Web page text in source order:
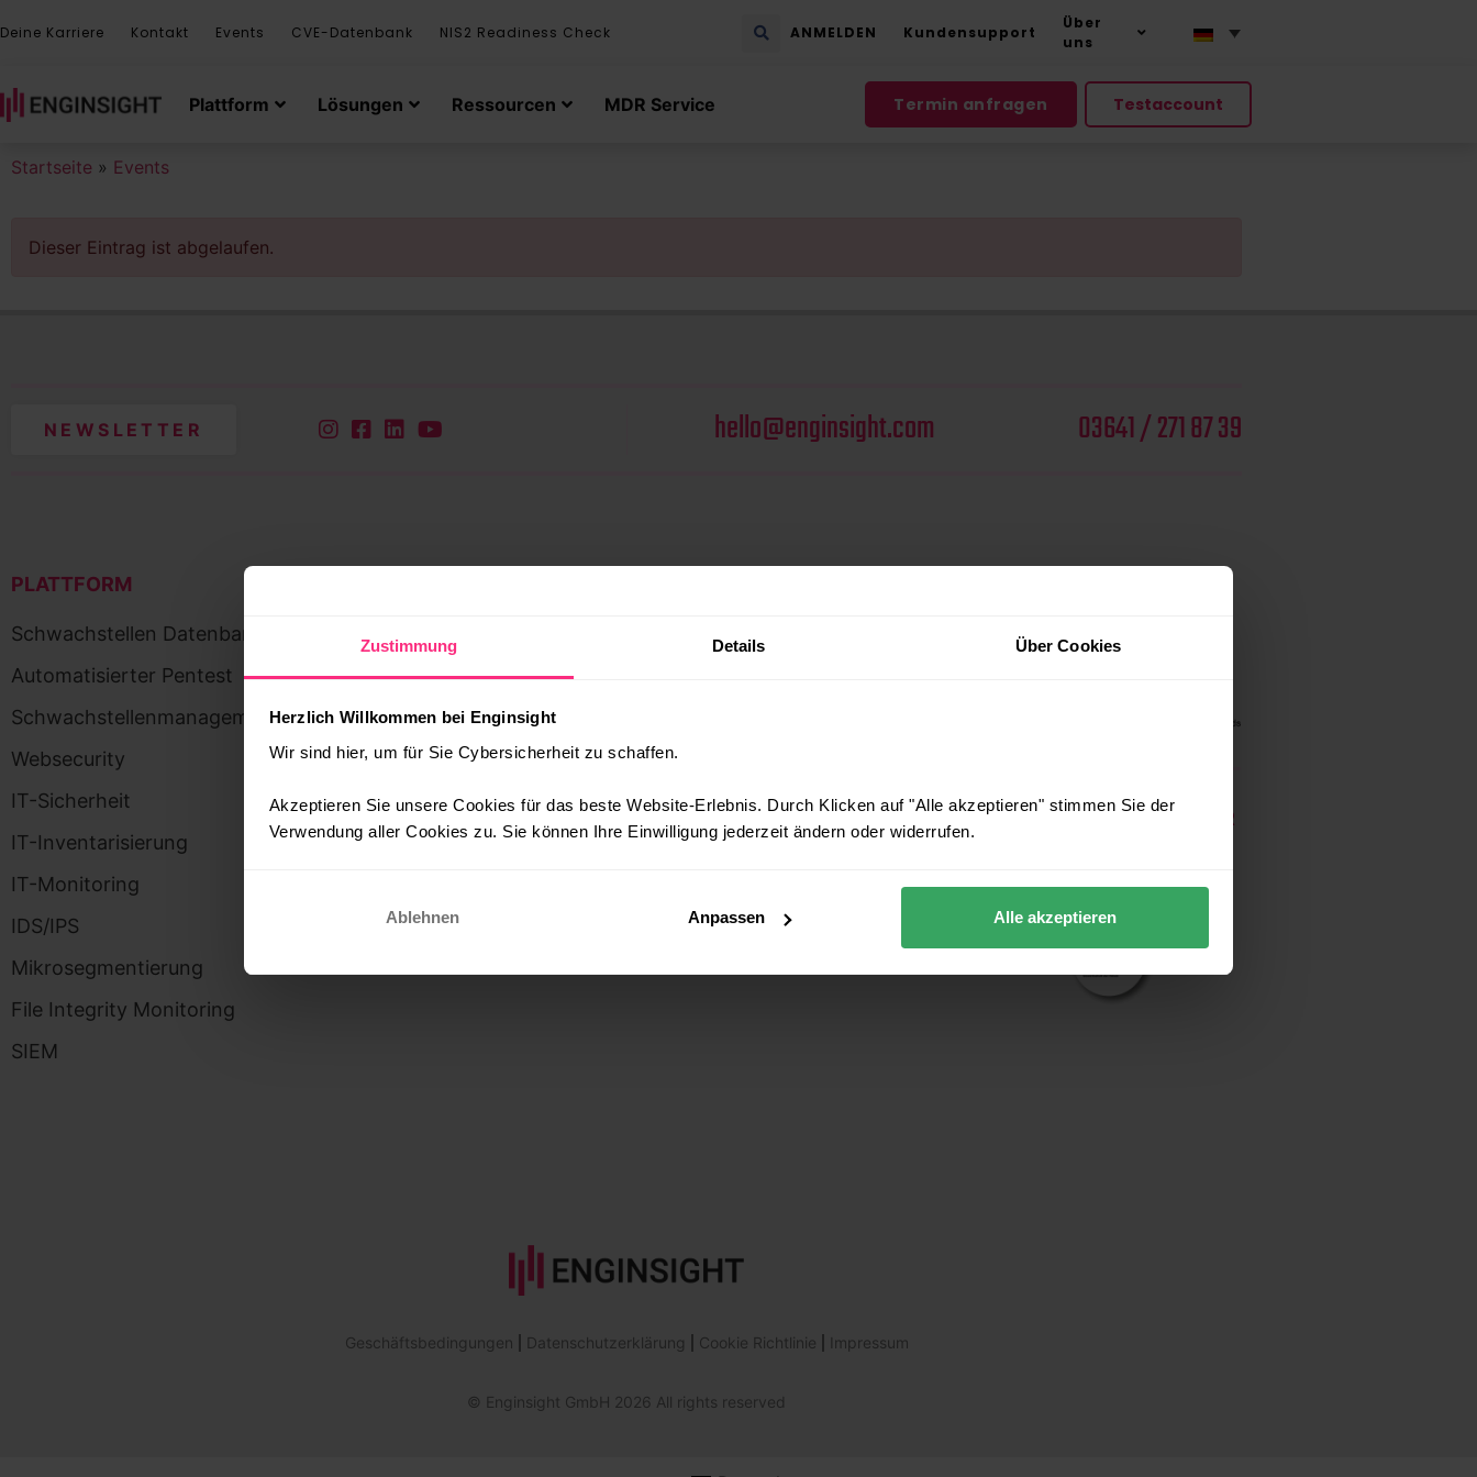
Zustimmung Details Über Cookies
Herzlich Willkommen bei Enginsight
Wir sind hier, um für Sie Cybersicherheit zu schaffen.
Akzeptieren Sie unsere Cookies für das beste Website-Erlebnis. Durch Klicken auf "Alle akzeptieren" stimmen Sie der
Verwendung aller Cookies zu. Sie können Ihre Einwilligung jederzeit ändern oder widerrufen.
Ablehnen Anpassen Alle akzeptieren
Deine Karriere Kontakt Events CVE-Datenbank NIS2 Readiness Check ANMELDEN Kundensupport
Über
uns
Plattform Lösungen Ressourcen MDR Service Termin anfragen Testaccount
Startseite » Events
Dieser Eintrag ist abgelaufen.
NEWSLETTER hello@enginsight.com 03641 / 271 87 39
PLATTFORM
Schwachstellen Datenbank
Automatisierter Pentest
Schwachstellenmanagement
Websecurity
IT-Sicherheit
IT-Inventarisierung
IT-Monitoring
IDS/IPS
Mikrosegmentierung
File Integrity Monitoring
SIEM
Demo
Dokumentation
API
Partner
Kontakt
GEFÖRDERT DURCH
PRÄVENTIONS-PARTNER
Geschäftsbedingungen Datenschutzerklärung Cookie Richtlinie Impressum
© Enginsight GmbH 2026 All rights reserved